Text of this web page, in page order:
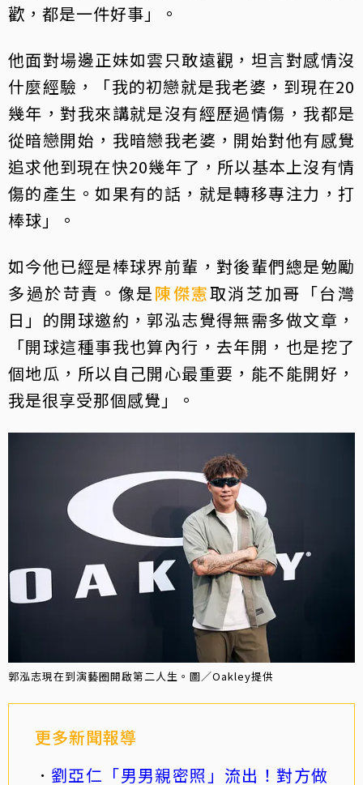
歡，都是一件好事」。
他面對場邊正妹如雲只敢遠觀，坦言對感情沒
什麼經驗，「我的初戀就是我老婆，到現在20
幾年，對我來講就是沒有經歷過情傷，我都是
從暗戀開始，我暗戀我老婆，開始對他有感覺
追求他到現在快20幾年了，所以基本上沒有情
傷的產生。如果有的話，就是轉移專注力，打
棒球」。
如今他已經是棒球界前輩，對後輩們總是勉勵
多過於苛責。像是陳傑憲取消芝加哥「台灣
日」的開球邀約，郭泓志覺得無需多做文章，
「開球這種事我也算內行，去年開，也是挖了
個地瓜，所以自己開心最重要，能不能開好，
我是很享受那個感覺」。
郭泓志現在到演藝圈開啟第二人生。圖／Oakley提供
更多新聞報導
劉亞仁「男男親密照」流出！對方做